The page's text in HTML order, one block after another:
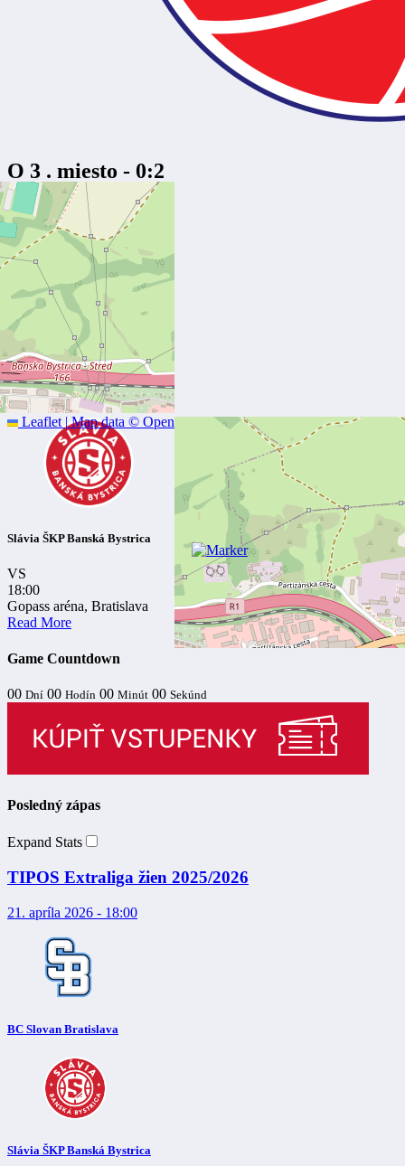
Leaflet |Map data © OpenStreetMapcontributors
O 3 . miesto - 0:2
TIPOS Extraliga žien
21. apríla 2026
BC Slovan Bratislava
Slávia ŠKP Banská Bystrica
VS
18:00
Gopass aréna, Bratislava
Read More
Game Countdown
00 Dní 00 Hodín 00 Minút 00 Sekúnd
Posledný zápas
Expand Stats
TIPOS Extraliga žien 2025/2026
21. apríla 2026 - 18:00
BC Slovan Bratislava
Slávia ŠKP Banská Bystrica